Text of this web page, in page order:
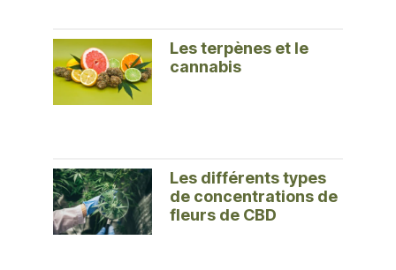
Les terpènes et le
cannabis
Les différents types
de concentrations de
fleurs de CBD